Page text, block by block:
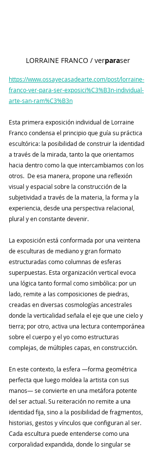
LORRAINE FRANCO / verparaser
https://www.ossayecasadearte.com/post/lorraine-
franco-ver-para-ser-exposici%C3%B3n-individual-
arte-san-ram%C3%B3n
Esta primera exposición individual de Lorraine
Franco condensa el principio que guía su práctica
escultórica: la posibilidad de construir la identidad
a través de la mirada, tanto la que orientamos
hacia dentro como la que intercambiamos con los
otros.  De esa manera, propone una reflexión
visual y espacial sobre la construcción de la
subjetividad a través de la materia, la forma y la
experiencia, desde una perspectiva relacional,
plural y en constante devenir.
La exposición está conformada por una veintena
de esculturas de mediano y gran formato
estructuradas como columnas de esferas
superpuestas. Esta organización vertical evoca
una lógica tanto formal como simbólica: por un
lado, remite a las composiciones de piedras,
creadas en diversas cosmologías ancestrales
donde la verticalidad señala el eje que une cielo y
tierra; por otro, activa una lectura contemporánea
sobre el cuerpo y el yo como estructuras
complejas, de múltiples capas, en construcción.
En este contexto, la esfera —forma geométrica
perfecta que luego moldea la artista con sus
manos— se convierte en una metáfora potente
del ser actual. Su reiteración no remite a una
identidad fija, sino a la posibilidad de fragmentos,
historias, gestos y vínculos que configuran al ser.
Cada escultura puede entenderse como una
corporalidad expandida, donde lo singular se